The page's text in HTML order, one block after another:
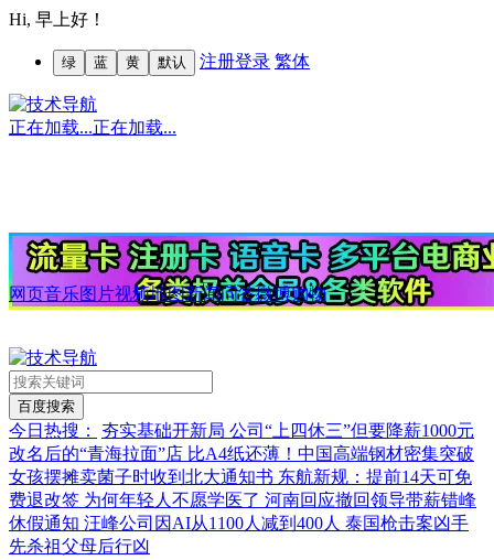
Hi, 早上好！
绿 蓝 黄 默认 注册登录 繁体
正在加载...正在加载...
网页音乐图片视频地图新闻问答微博购物
今日热搜： 夯实基础开新局 公司“上四休三”但要降薪1000元
改名后的“青海拉面”店 比A4纸还薄！中国高端钢材密集突破
女孩摆摊卖菌子时收到北大通知书 东航新规：提前14天可免
费退改签 为何年轻人不愿学医了 河南回应撤回领导带薪错峰
休假通知 汪峰公司因AI从1100人减到400人 泰国枪击案凶手
先杀祖父母后行凶